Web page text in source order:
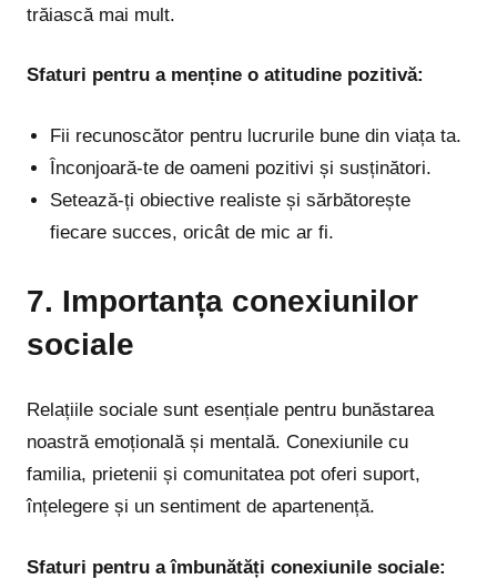
trăiască mai mult.
Sfaturi pentru a menține o atitudine pozitivă:
Fii recunoscător pentru lucrurile bune din viața ta.
Înconjoară-te de oameni pozitivi și susținători.
Setează-ți obiective realiste și sărbătorește
fiecare succes, oricât de mic ar fi.
7. Importanța conexiunilor
sociale
Relațiile sociale sunt esențiale pentru bunăstarea
noastră emoțională și mentală. Conexiunile cu
familia, prietenii și comunitatea pot oferi suport,
înțelegere și un sentiment de apartenență.
Sfaturi pentru a îmbunătăți conexiunile sociale: